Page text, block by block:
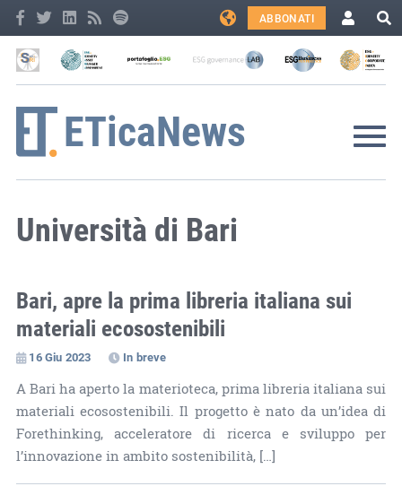
ABBONATI
Università di Bari
Bari, apre la prima libreria italiana sui
materiali ecosostenibili
16 Giu 2023 In breve
A Bari ha aperto la materioteca, prima libreria italiana sui
materiali ecosostenibili. Il progetto è nato da un’idea di
Forethinking, acceleratore di ricerca e sviluppo per
l’innovazione in ambito sostenibilità, […]